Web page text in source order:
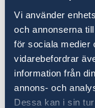
Vi använder
och annonserna
för sociala medier
vidarebefordrar
information från
annons- och
Dessa kan i sin
Sverige täcks
hos
Lokala
Det är viktigt
sedvänjor.